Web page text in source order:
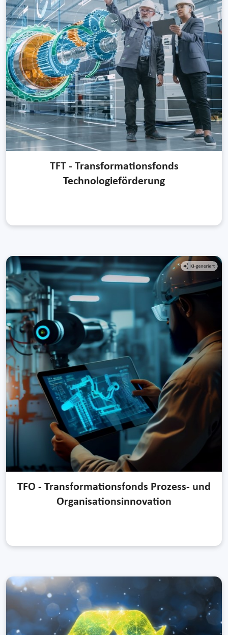
TFT - Transformationsfonds
Technologieförderung
TFO - Transformationsfonds Prozess- und
Organisationsinnovation